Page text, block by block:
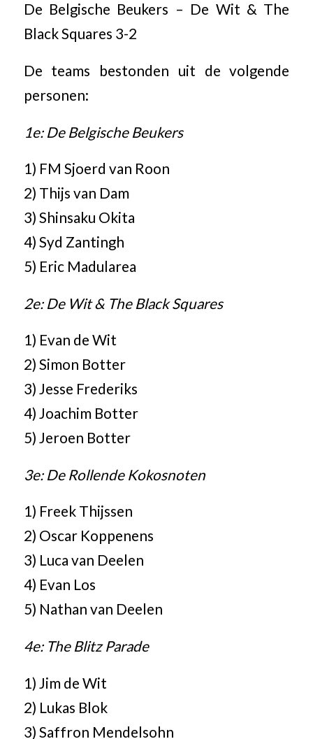
De Belgische Beukers – De Wit & The
Black Squares 3-2
De teams bestonden uit de volgende
personen:
1e: De Belgische Beukers
1) FM Sjoerd van Roon
2) Thijs van Dam
3) Shinsaku Okita
4) Syd Zantingh
5) Eric Madularea
2e: De Wit & The Black Squares
1) Evan de Wit
2) Simon Botter
3) Jesse Frederiks
4) Joachim Botter
5) Jeroen Botter
3e: De Rollende Kokosnoten
1) Freek Thijssen
2) Oscar Koppenens
3) Luca van Deelen
4) Evan Los
5) Nathan van Deelen
4e: The Blitz Parade
1) Jim de Wit
2) Lukas Blok
3) Saffron Mendelsohn